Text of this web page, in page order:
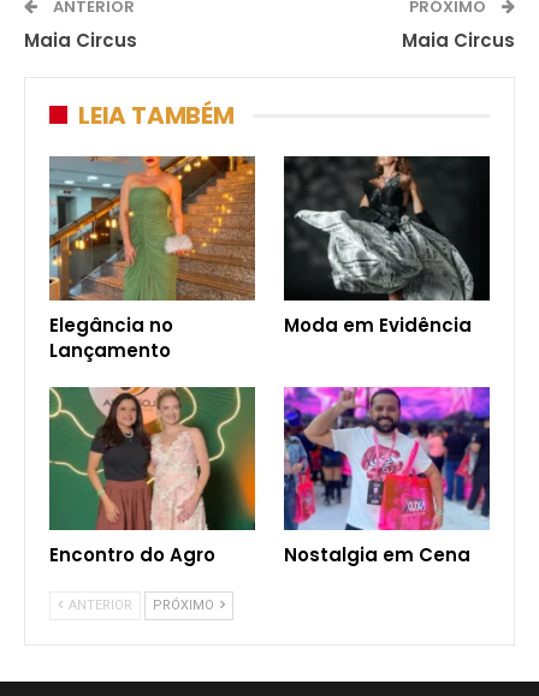
ANTERIOR
Maia Circus
PRÓXIMO
Maia Circus
LEIA TAMBÉM
Elegância no
Lançamento
Moda em Evidência
Encontro do Agro Nostalgia em Cena
ANTERIOR PRÓXIMO